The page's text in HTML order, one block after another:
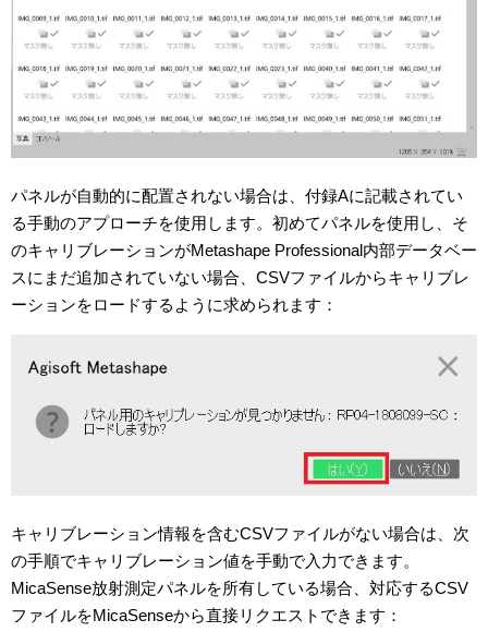
パネルが自動的に配置されない場合は、付録Aに記載されてい
る手動のアプローチを使用します。初めてパネルを使用し、そ
のキャリブレーションがMetashape Professional内部データベー
スにまだ追加されていない場合、CSVファイルからキャリブレ
ーションをロードするように求められます：
キャリブレーション情報を含むCSVファイルがない場合は、次
の手順でキャリブレーション値を手動で入力できます。
MicaSense放射測定パネルを所有している場合、対応するCSV
ファイルをMicaSenseから直接リクエストできます：